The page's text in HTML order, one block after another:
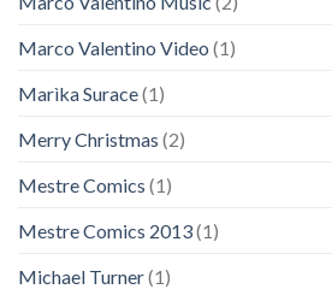
Marco Valentino Video (1)
Marìka Surace(1)
Merry Christmas (2)
Mestre Comics (1)
Mestre Comics 2013(1)
Michael Turner(1)